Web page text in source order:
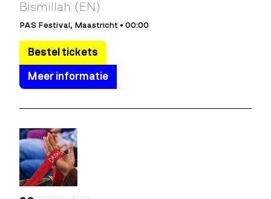
Bismillah (EN)
PAS Festival, Maastricht • 00:00
Bestel tickets
Meer informatie